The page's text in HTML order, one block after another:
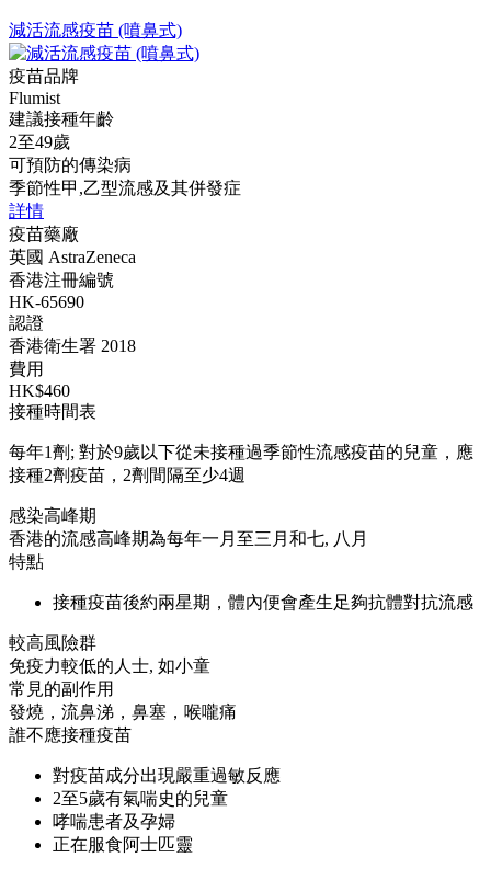
減活流感疫苗 (噴鼻式)
疫苗品牌
Flumist
建議接種年齡
2至49歲
可預防的傳染病
季節性甲,乙型流感及其併發症
詳情
疫苗藥廠
英國 AstraZeneca
香港注冊編號
HK-65690
認證
香港衛生署 2018
費用
HK$460
接種時間表
每年1劑; 對於9歲以下從未接種過季節性流感疫苗的兒童，應
接種2劑疫苗，2劑間隔至少4週
感染高峰期
香港的流感高峰期為每年一月至三月和七, 八月
特點
接種疫苗後約兩星期，體內便會產生足夠抗體對抗流感
較高風險群
免疫力較低的人士, 如小童
常見的副作用
發燒，流鼻涕，鼻塞，喉嚨痛
誰不應接種疫苗
對疫苗成分出現嚴重過敏反應
2至5歲有氣喘史的兒童
哮喘患者及孕婦
正在服食阿士匹靈